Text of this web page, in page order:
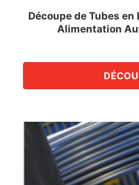
Découpe de Tubes
Alimentation